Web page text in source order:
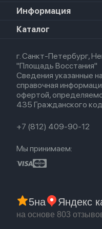
iPad Pro 11 M5 (2025)
Apple Watch Series 8
Apple Watch SE 2022
Airpods Pro
Airpods 3
Airpods (1-е)
EarPods
Apple TV
HomePod 2
Для iPhone
Для Macbook
Информация
О магазине
Политика
Оплата и доставка
Партнерская
Гарантия
Обмен и возврат
Бонусы
Каталог
Новые поступления
Популярное
Акции
г. Санкт-Петербург,
"Площадь Восстания"
Сведения указанные
справочная
офертой,
435 Гражданского
+7 (812) 409-90-12
Мы принимаем:
5на Яндекс
на основе 803